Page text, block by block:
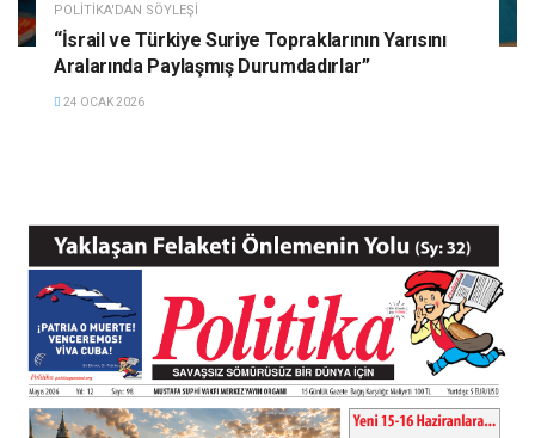
POLITIKA'DAN SÖYLEŞI
“İsrail ve Türkiye Suriye Topraklarının Yarısını
Aralarında Paylaşmış Durumdadırlar”
24 OCAK 2026